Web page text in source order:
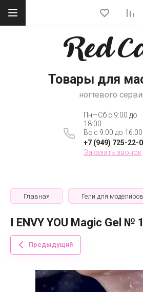
Товары для
ногтевого
Пн—Сб с 9:00 до
18:00
Вс с 9:00 до 16:00
+7 (949) 725-22-
Заказать звонок
Главная Гели для
I ENVY YOU Magic Gel №
Предыдущий